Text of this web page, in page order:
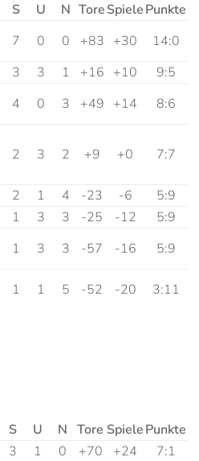
S U N ToreSpielePunkte
7 0 0 +83 +30
14:0
3 3 1 +16 +10
9:5
4 0 3 +49 +14 8:6
2 3 2 +9 +0 7:7
2 1 4 -23 -6
5:9
1 3 3 -25 -12
5:9
1 3 3 -57 -16 5:9
1 1 5 -52 -20 3:11
S U N Tore SpielePunkte
3 1 0 +70 +24
7:1